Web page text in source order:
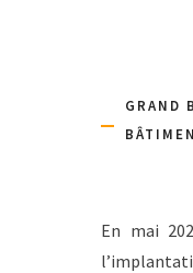
GRAND
En mai